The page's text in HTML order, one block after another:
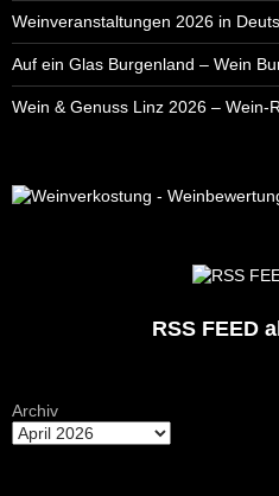
Weinveranstaltungen 2026 in
Auf ein Glas Burgenland – Wein
Wein & Genuss Linz 2026 – Wein-
RSS FEED
Archiv